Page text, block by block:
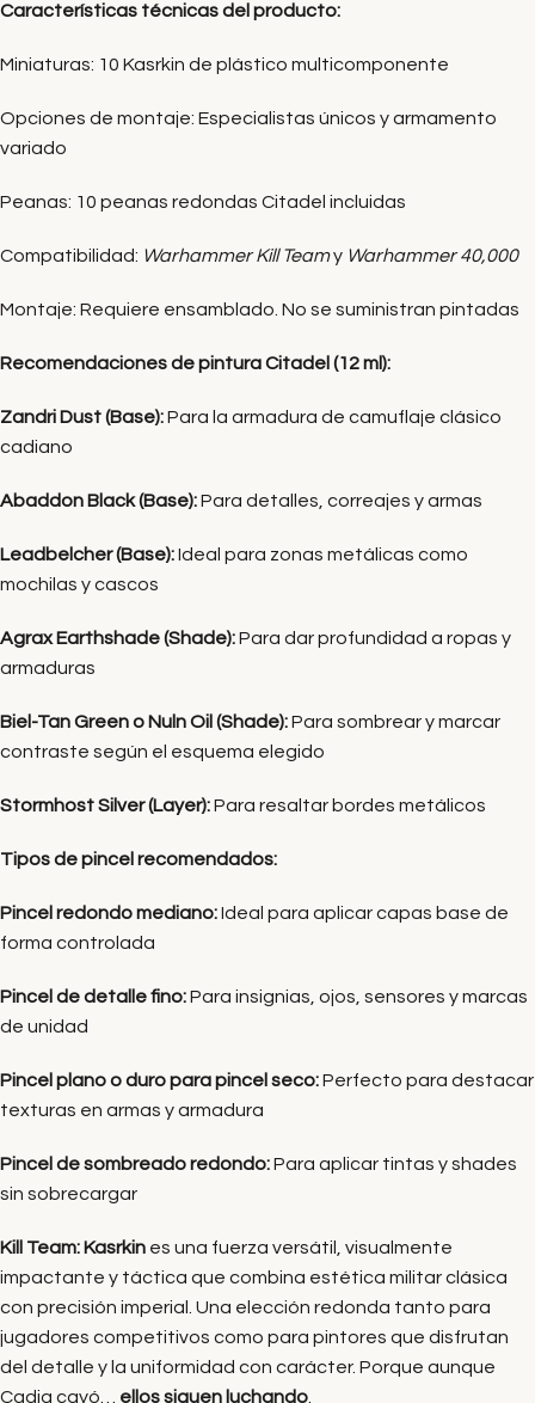
Características técnicas del producto:
Miniaturas: 10 Kasrkin de plástico multicomponente
Opciones de montaje: Especialistas únicos y armamento
variado
Peanas: 10 peanas redondas Citadel incluidas
Compatibilidad: Warhammer Kill Teamy Warhammer 40,000
Montaje: Requiere ensamblado. No se suministran pintadas
Recomendaciones de pintura Citadel (12 ml):
Zandri Dust (Base):Para la armadura de camuflaje clásico
cadiano
Abaddon Black (Base):Para detalles, correajes y armas
Leadbelcher (Base):Ideal para zonas metálicas como
mochilas y cascos
Agrax Earthshade (Shade):Para dar profundidad a ropas y
armaduras
Biel-Tan Green o Nuln Oil (Shade):Para sombrear y marcar
contraste según el esquema elegido
Stormhost Silver (Layer):Para resaltar bordes metálicos
Tipos de pincel recomendados:
Pincel redondo mediano:Ideal para aplicar capas base de
forma controlada
Pincel de detalle fino:Para insignias, ojos, sensores y marcas
de unidad
Pincel plano o duro para pincel seco:Perfecto para destacar
texturas en armas y armadura
Pincel de sombreado redondo:Para aplicar tintas y shades
sin sobrecargar
Kill Team: Kasrkin es una fuerza versátil, visualmente
impactante y táctica que combina estética militar clásica
con precisión imperial. Una elección redonda tanto para
jugadores competitivos como para pintores que disfrutan
del detalle y la uniformidad con carácter. Porque aunque
Cadia cayó… ellos siguen luchando